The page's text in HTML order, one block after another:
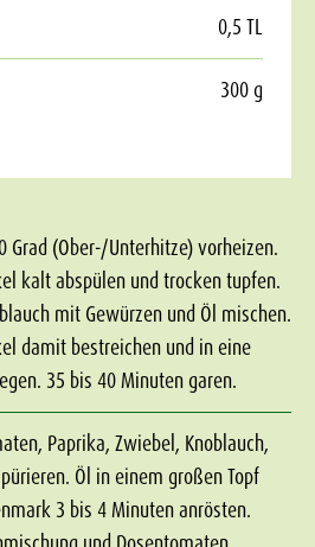
0,5 TL
300 g
Grad (Ober-/Unterhitze) vorheizen.
kalt abspülen und trocken tupfen.
mit Gewürzen und Öl mischen.
damit bestreichen und in eine
35 bis 40 Minuten garen.
Paprika, Zwiebel, Knoblauch,
Öl in einem großen Topf
3 bis 4 Minuten anrösten.